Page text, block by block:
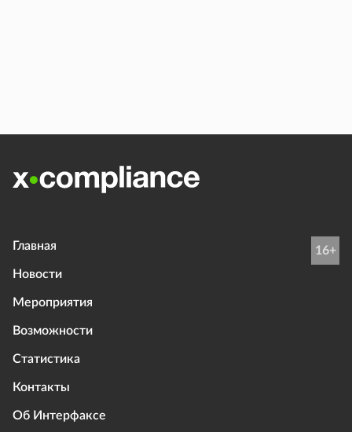
Главная
Новости
Мероприятия
Возможности
Статистика
Контакты
Об Интерфаксе
16+